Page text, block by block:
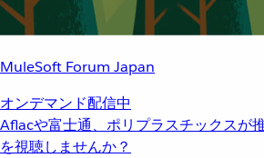
MuleSoft Forum Japan
オンデマンド配信中
Aflacや富士通、ポリプラスチックスが
を視聴しませんか？